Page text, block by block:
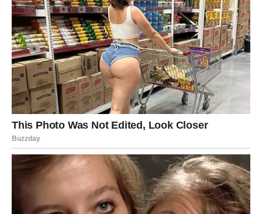
dobitaka.
Posebno su naglašeni datumi između 18. i 25. juna, kada
će intuicija Bikova biti neverovatno jaka. Mnogi će imati
osećaj da ih nešto vuče ka određenom broju, datumu ili
simbolu. Zanimljivo je da upravo tada mogu dobiti znak
koji ne bi trebalo da ignorišu.
Novac koji dolazi neće nužno značiti milionski dobitak.
Nekima će stići kroz vraćen dug, drugima kroz bonus,
poklon ili iznenadnu poslovnu priliku. Ipak, postoji grupa
Bikova koja bi mogla da doživi finansijski trenutak koji će
dugo pamtiti.